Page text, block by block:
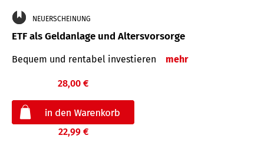
NEUERSCHEINUNG
ETF als Geldanlage und Altersvorsorge
Bequem und rentabel investieren mehr
28,00 €
22,99 €